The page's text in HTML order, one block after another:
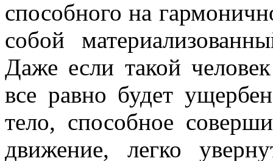
способного на
собой
Даже если такой
все равно будет
тело, способное
движение, легко